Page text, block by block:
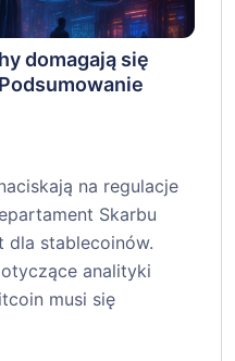
domagają się
na regulacje
Skarbu
dla stablecoinów.
analityki
musi się